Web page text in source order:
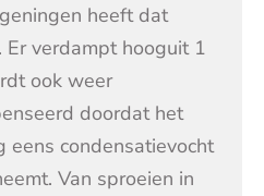
heeft dat
Er verdampt hooguit 1
ook weer
doordat het
eens condensatievocht
Van sproeien in